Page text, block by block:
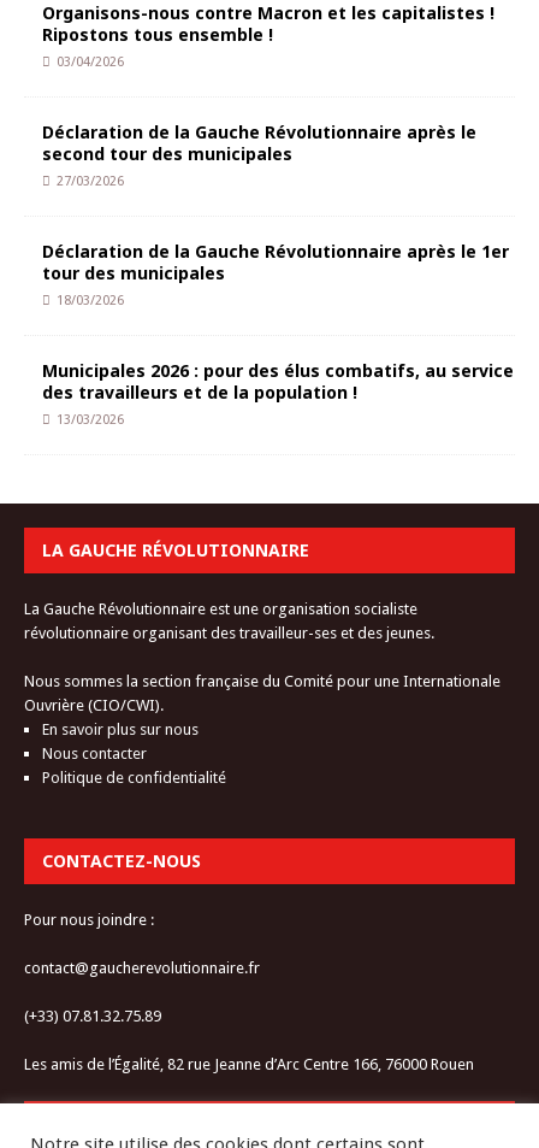
Organisons-nous contre Macron et les capitalistes !
Ripostons tous ensemble !
03/04/2026
Déclaration de la Gauche Révolutionnaire après le
second tour des municipales
27/03/2026
Déclaration de la Gauche Révolutionnaire après le 1er
tour des municipales
18/03/2026
Municipales 2026 : pour des élus combatifs, au service
des travailleurs et de la population !
13/03/2026
LA GAUCHE RÉVOLUTIONNAIRE
La Gauche Révolutionnaire est une organisation socialiste
révolutionnaire organisant des travailleur-ses et des jeunes.
Nous sommes la section française du Comité pour une Internationale
Ouvrière (CIO/CWI).
En savoir plus sur nous
Nous contacter
Politique de confidentialité
CONTACTEZ-NOUS
Pour nous joindre :
contact@gaucherevolutionnaire.fr
(+33) 07.81.32.75.89
Les amis de l’Égalité, 82 rue Jeanne d’Arc Centre 166, 76000 Rouen